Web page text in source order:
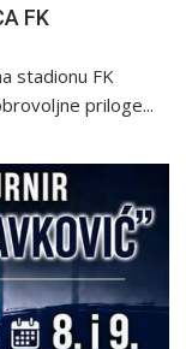
FK
stadionu FK
priloge...